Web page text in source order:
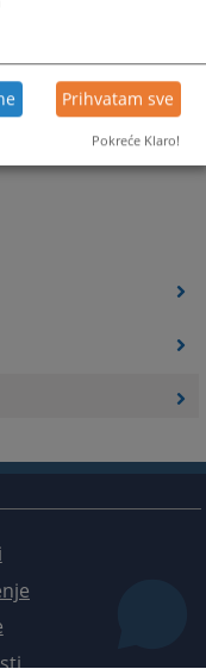
Prihvatam sve
Pokreće Klaro!